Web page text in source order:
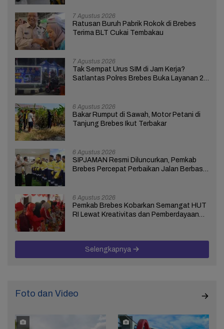
7 Agustus 2026
Ratusan Buruh Pabrik Rokok di Brebes
Terima BLT Cukai Tembakau
7 Agustus 2026
Tak Sempat Urus SIM di Jam Kerja?
Satlantas Polres Brebes Buka Layanan 24
6 Agustus 2026
Bakar Rumput di Sawah, Motor Petani di
Tanjung Brebes Ikut Terbakar
6 Agustus 2026
SIPJAMAN Resmi Diluncurkan, Pemkab
Brebes Percepat Perbaikan Jalan Berbasis
6 Agustus 2026
Pemkab Brebes Kobarkan Semangat HUT
RI Lewat Kreativitas dan Pemberdayaan
Selengkapnya
Foto dan Video